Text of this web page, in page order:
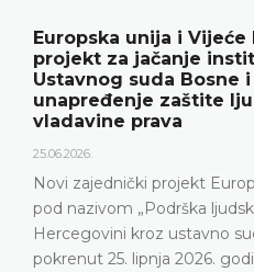
Europska unija i
projekt za jačanje
Ustavnog suda Bosne
unapređenje zaštite
vladavine prava
25.06.2026.
Novi zajednički projekt
pod nazivom „Podrška
Hercegovini kroz ustavno
pokrenut 25. lipnja 2026.